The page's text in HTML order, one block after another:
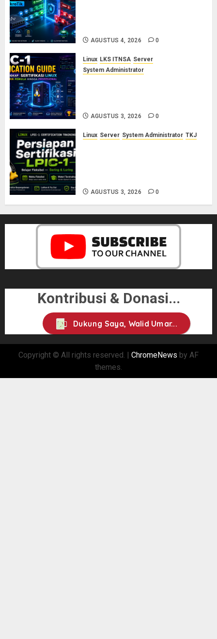
AGUSTUS 4, 2026 0
Linux LKS ITNSA Server
System Administrator
AGUSTUS 3, 2026 0
Linux Server System Administrator TKJ
AGUSTUS 3, 2026 0
Kontribusi & Donasi...
Dukung Saya, Walid Umar...
Copyright © All rights reserved. | ChromeNews by AF
themes.